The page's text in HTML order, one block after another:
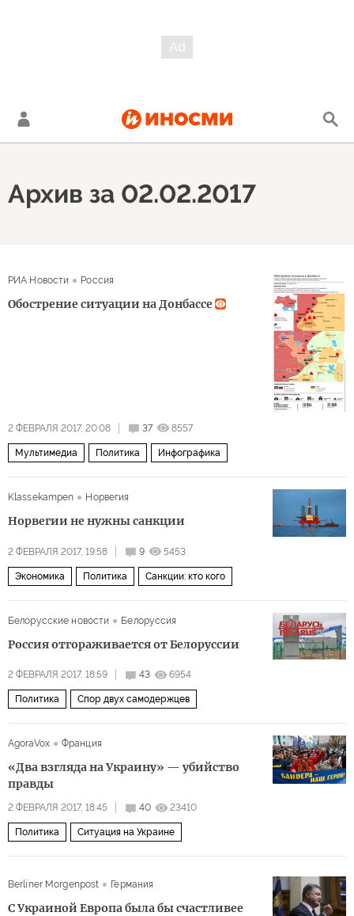
Архив за 02.02.2017
РИА Новости Россия
Обострение ситуации на Донбассе
2 ФЕВРАЛЯ 2017, 20:08 37 8557
Мультимедиа Политика Инфографика
Klassekampen Норвегия
Норвегии не нужны санкции
2 ФЕВРАЛЯ 2017, 19:58 9 5453
Экономика Политика Санкции: кто кого
Белорусские новости Белоруссия
Россия отгораживается от Белоруссии
2 ФЕВРАЛЯ 2017, 18:59 43 6954
Политика Спор двух самодержцев
AgoraVox Франция
«Два взгляда на Украину» — убийство
правды
2 ФЕВРАЛЯ 2017, 18:45 40 23410
Политика Ситуация на Украине
Berliner Morgenpost Германия
C Украиной Европа была бы счастливее